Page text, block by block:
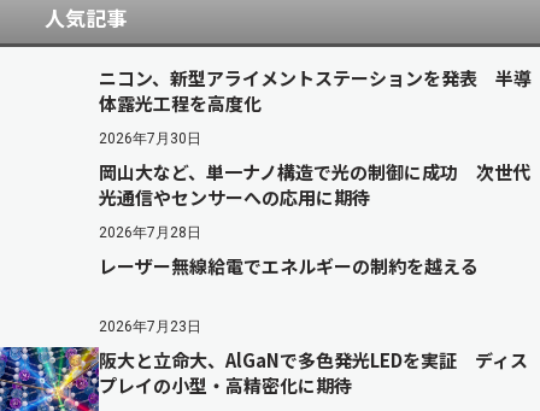
人気記事
ニコン、新型アライメントステーションを発表 半導
体露光工程を高度化
2026年7月30日
岡山大など、単一ナノ構造で光の制御に成功 次世代
光通信やセンサーへの応用に期待
2026年7月28日
レーザー無線給電でエネルギーの制約を越える
2026年7月23日
阪大と立命大、AlGaNで多色発光LEDを実証 ディス
プレイの小型・高精密化に期待